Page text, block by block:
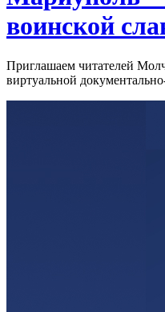
воинской
Приглашаем читателей
виртуальной